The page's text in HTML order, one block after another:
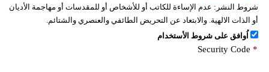
شروط النشر: عدم الإساءة للكاتب أو للأشخاص أو للمقدسات أو مهاجمة الأديان
أو الذات الالهية. والابتعاد عن التحريض الطائفي والعنصري والشتائم.
اُوافق على شروط الأستخدام
Security Code *